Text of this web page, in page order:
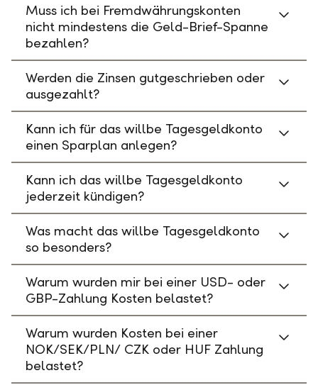
Muss ich bei Fremdwährungskonten
nicht mindestens die Geld-Brief-Spanne
bezahlen?
Werden die Zinsen gutgeschrieben oder
ausgezahlt?
Kann ich für das willbe Tagesgeldkonto
einen Sparplan anlegen?
Kann ich das willbe Tagesgeldkonto
jederzeit kündigen?
Was macht das willbe Tagesgeldkonto
so besonders?
Warum wurden mir bei einer USD- oder
GBP-Zahlung Kosten belastet?
Warum wurden Kosten bei einer
NOK/SEK/PLN/ CZK oder HUF Zahlung
belastet?